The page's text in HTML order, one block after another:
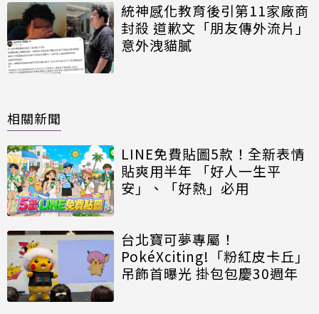
統神感化教育後引第11家廠商
封殺 道歉文「朋友傳外流片」
意外洩貓膩
相關新聞
LINE免費貼圖5款！全新表情
貼爽用半年 「好人一生平
安」、「好熱」必用
台北寶可夢專屬！
PokéXciting!「粉紅皮卡丘」
吊飾首曝光 掛包包慶30週年